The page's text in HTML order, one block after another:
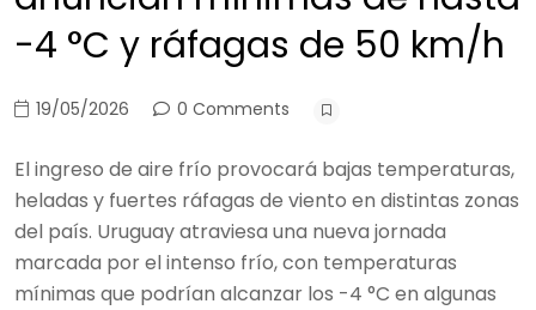
-4 °C y ráfagas de 50 km/h
19/05/2026 0 Comments
El ingreso de aire frío provocará bajas temperaturas,
heladas y fuertes ráfagas de viento en distintas zonas
del país. Uruguay atraviesa una nueva jornada
marcada por el intenso frío, con temperaturas
mínimas que podrían alcanzar los -4 °C en algunas